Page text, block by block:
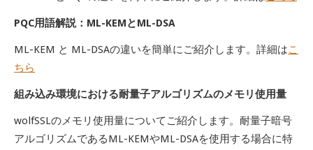
PQC用語解説：ML-KEMとML-DSA
ML-KEM と ML-DSAの違いを簡単にご紹介します。詳細はこ
ちら
組み込み環境における耐量子アルゴリズムのメモリ使用量
wolfSSLのメモリ使用量についてご紹介します。耐量子暗号
アルゴリズムであるML-KEMやML-DSAを使用する場合に特